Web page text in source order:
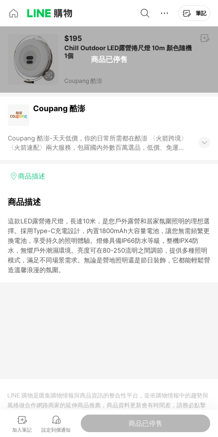
筆記
商品已停售
$195
Chill Outdoor LED露營捲尺燈 10m 顏色隨機
1個
Coupang 酷澎
Coupang 酷澎
Coupang 酷澎-天天低價，你的日常所需都在酷澎 〈火箭跨境〉
〈火箭速配〉兩大服務，包羅國內外數百萬選品，低價、免運，
加入WOW會員告別湊免運，火箭速配、火箭跨境優質選品不限金
商品描述
商品描述
這款LED露營捲尺燈，長達10米，是您戶外露營和居家氛圍照明的理想選
擇。採用Type-C充電設計，內置1800mAh大容量電池，讓您無需頻繁更
換電池，享受持久的照明體驗。燈條具備IP66防水等級，整機IPX4防
水，無懼戶外潮濕環境。亮度可在80-250流明之間調節，提供多種照明
模式，滿足不同場景需求。無論是營地照明還是節日裝飾，它都能輕鬆營
造溫馨浪漫的氛圍。
加入筆記 設定到價通知
商品已停售
LINE 購物是匯集購物情報與商品資訊的整合性平台，並依購物情報中的趨勢與
風格做合作網路商家的延伸商品推薦，商品資料更新會有時間差，請務必點擊
商品至各合作網路商家，確認現售價與購物條件，一切資訊以合作廠商網頁為
準。